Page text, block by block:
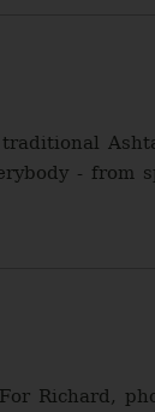
- from
Richard,